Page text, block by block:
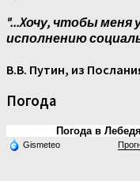
"...Xочу, чтобы
исполнению
В.В. Путин, из
Погода
Погода в
Gismeteo